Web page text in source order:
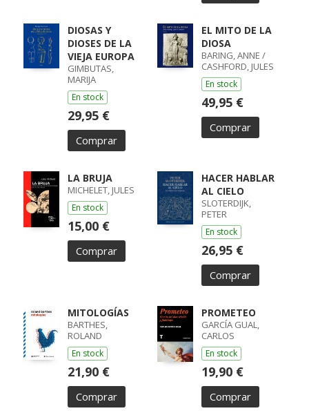
DIOSAS Y
DIOSES DE LA
VIEJA EUROPA
GIMBUTAS,
MARIJA
En stock
29,95 €
Comprar
EL MITO DE LA
DIOSA
BARING, ANNE /
CASHFORD, JULES
En stock
49,95 €
Comprar
LA BRUJA
MICHELET, JULES
En stock
15,00 €
Comprar
HACER HABLAR
AL CIELO
SLOTERDIJK,
PETER
En stock
26,95 €
Comprar
MITOLOGÍAS
BARTHES,
ROLAND
En stock
21,90 €
Comprar
PROMETEO
GARCÍA GUAL,
CARLOS
En stock
19,90 €
Comprar